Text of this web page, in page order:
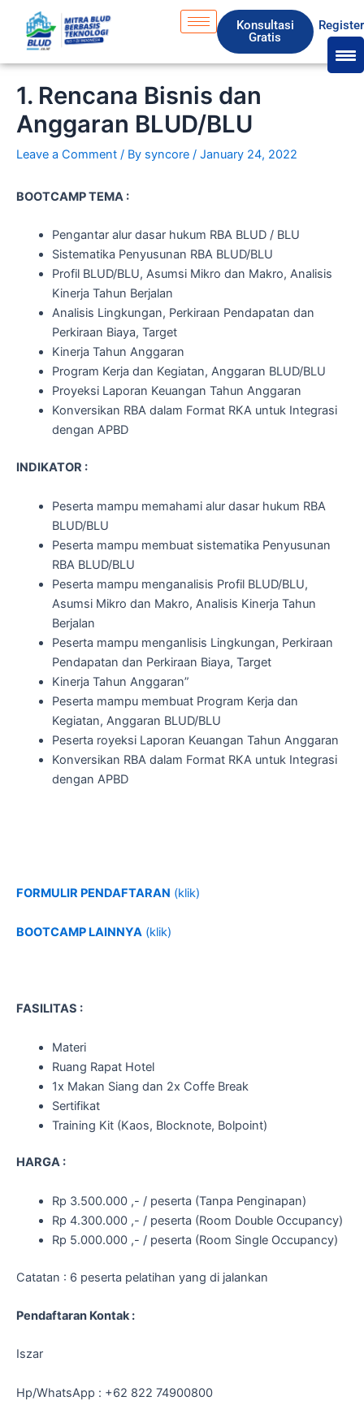
content
Konsultasi
Gratis
Register
1. Rencana Bisnis dan
Anggaran BLUD/BLU
Leave a Comment / By syncore / January 24, 2022
BOOTCAMP TEMA :
Pengantar alur dasar hukum RBA BLUD / BLU
Sistematika Penyusunan RBA BLUD/BLU
Profil BLUD/BLU, Asumsi Mikro dan Makro, Analisis
Kinerja Tahun Berjalan
Analisis Lingkungan, Perkiraan Pendapatan dan
Perkiraan Biaya, Target
Kinerja Tahun Anggaran
Program Kerja dan Kegiatan, Anggaran BLUD/BLU
Proyeksi Laporan Keuangan Tahun Anggaran
Konversikan RBA dalam Format RKA untuk Integrasi
dengan APBD
INDIKATOR :
Peserta mampu memahami alur dasar hukum RBA
BLUD/BLU
Peserta mampu membuat sistematika Penyusunan
RBA BLUD/BLU
Peserta mampu menganalisis Profil BLUD/BLU,
Asumsi Mikro dan Makro, Analisis Kinerja Tahun
Berjalan
Peserta mampu menganlisis Lingkungan, Perkiraan
Pendapatan dan Perkiraan Biaya, Target
Kinerja Tahun Anggaran”
Peserta mampu membuat Program Kerja dan
Kegiatan, Anggaran BLUD/BLU
Peserta royeksi Laporan Keuangan Tahun Anggaran
Konversikan RBA dalam Format RKA untuk Integrasi
dengan APBD
FORMULIR PENDAFTARAN (klik)
BOOTCAMP LAINNYA (klik)
FASILITAS :
Materi
Ruang Rapat Hotel
1x Makan Siang dan 2x Coffe Break
Sertifikat
Training Kit (Kaos, Blocknote, Bolpoint)
HARGA :
Rp 3.500.000 ,- / peserta (Tanpa Penginapan)
Rp 4.300.000 ,- / peserta (Room Double Occupancy)
Rp 5.000.000 ,- / peserta (Room Single Occupancy)
Catatan : 6 peserta pelatihan yang di jalankan
Pendaftaran Kontak :
Iszar
Hp/WhatsApp : +62 822 74900800
c
h